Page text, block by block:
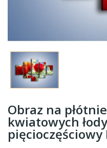
Obraz na
kwiatowych
pięcioczęściowy